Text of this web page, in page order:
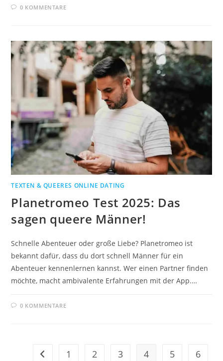
0 KOMMENTARE
TEXTEN & QUEERES ONLINE DATING
Planetromeo Test 2025: Das
sagen queere Männer!
Schnelle Abenteuer oder große Liebe? Planetromeo ist
bekannt dafür, dass du dort schnell Männer für ein
Abenteuer kennenlernen kannst. Wer einen Partner finden
möchte, macht ambivalente Erfahrungen mit der App.…
0 KOMMENTARE
Zur vorherigen Seite
1 2 3 4 5
6